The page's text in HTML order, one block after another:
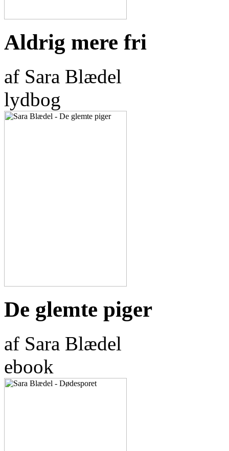
Aldrig mere fri
af Sara Blædel
lydbog
De glemte piger
af Sara Blædel
ebook